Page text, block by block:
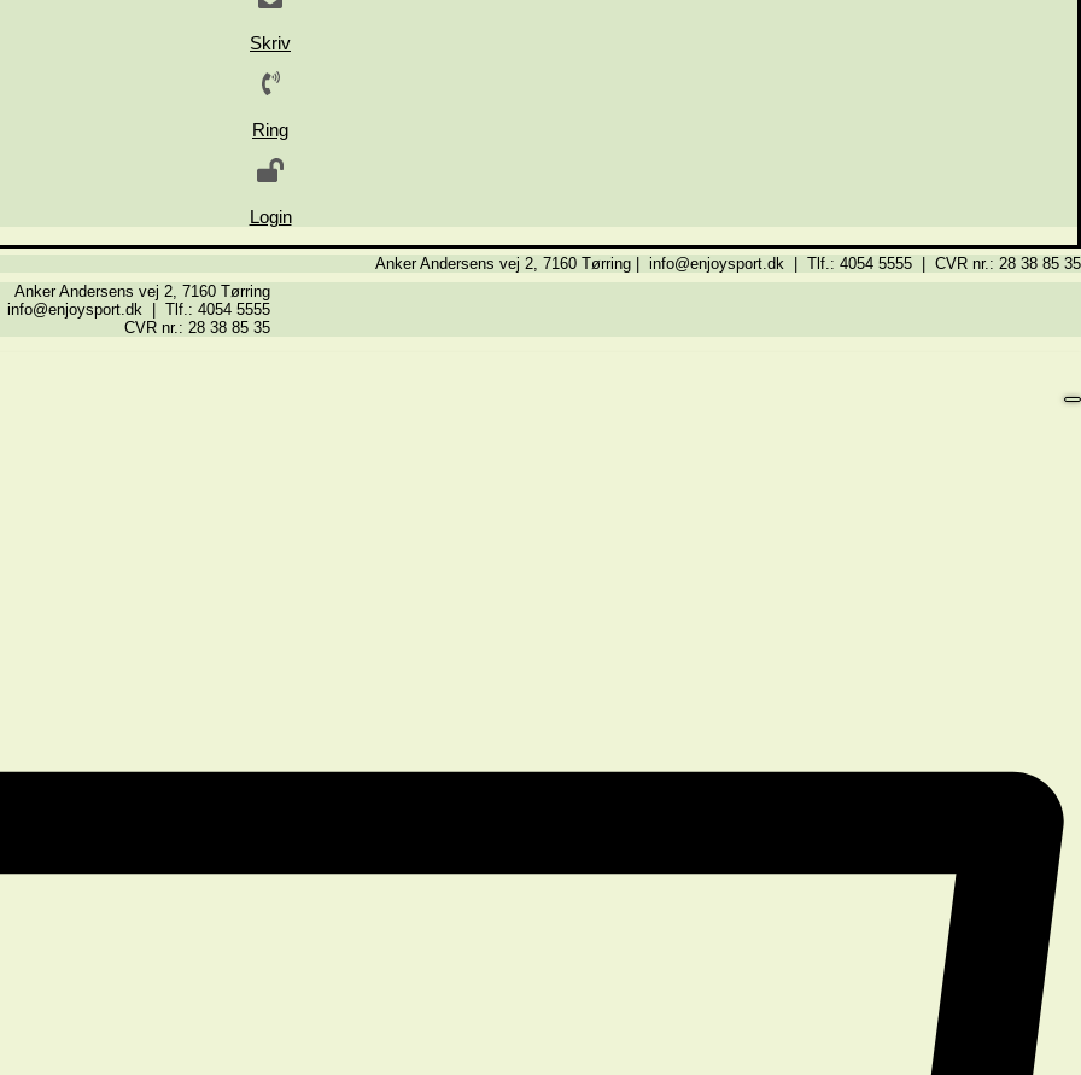
Skriv
Ring
Login
Anker Andersens vej 2, 7160 Tørring | info@enjoysport.dk | Tlf.: 4054 5555 | CVR nr.: 28 38 85 35
Anker Andersens vej 2, 7160 Tørring
info@enjoysport.dk | Tlf.: 4054 5555
CVR nr.: 28 38 85 35